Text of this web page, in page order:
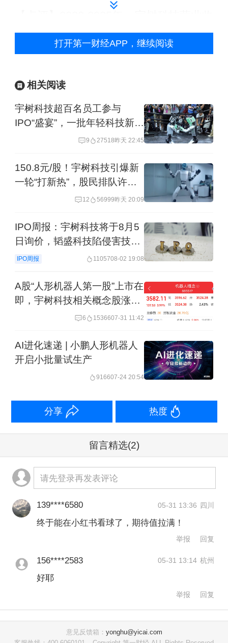
入从1.59亿元跃升至16.99亿元，扣非净
利润从-1801.91万元增长为5.91亿元。
速放缓、净利润同比下降。对此，宇树
科技解释称，研发费用同比大幅增加
3832.8万元，叠加借助央视春晚等平台
推广推高当期销售费用所致。
三星电子薪资协议获工会成员超七成赞
5月27日上午，三星电子工会表示其成员
已批准薪资协议，投票赞成率达
平息。据薪资协议，三星电子负责半导
体业务的DS部门旗下存储芯片事业部的
员工2026年度将有望最高获得约6亿韩元
的绩效奖金。
【点评】该投票率创下三星创办以来类
制，但后续在内部奖金分配不均的问
需要弥合。内部奖金分配不均已导致DS
部门旗下非存储业务部门出现怠工现
象。此外，对于薪资协议的实施，后续
三星电子股东团体的法律博弈仍可能带
来不确定性。
存储三巨头冲破万亿美元市值
5月27日，全球最大的三家DRAM（动态
打开第一财经APP，继续阅读
相关阅读
宇树科技超百名员工参与
IPO“盛宴”，一批年轻科技新贵
9 27518昨天 22:45
150.8元/股！宇树科技引爆新
一轮“打新热”，股民排队许愿
12 56999昨天 20:09
IPO周报：宇树科技将于8月5
日询价，韬盛科技陷侵害技术
秘密纠纷
IPO周报 1105708-02 19:08
A股“人形机器人第一股”上市在
即，宇树科技相关概念股涨超
6 1536607-31 11:42
AI进化速递 | 小鹏人形机器人
开启小批量试生产
916607-24 20:54
分享 热度
留言精选(2)
请先登录再发表评论
139****6580 05-31 13:36 四川
终于能在小红书看球了，期待值拉满！
举报 回复
156****2583 05-31 13:14 杭州
好耶
举报 回复
意见反馈箱： yonghu@yicai.com